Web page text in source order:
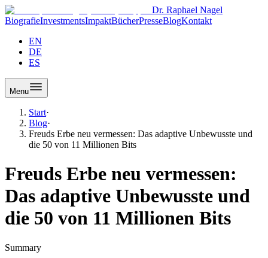
Dr. Raphael Nagel
BiografieInvestmentsImpaktBücherPresseBlogKontakt
EN
DE
ES
Menu
Start·
Blog·
Freuds Erbe neu vermessen: Das adaptive Unbewusste und
die 50 von 11 Millionen Bits
Freuds Erbe neu vermessen:
Das adaptive Unbewusste und
die 50 von 11 Millionen Bits
Summary